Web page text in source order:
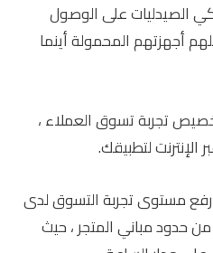
الصيدليات على الوصول
أجهزتهم المحمولة أينما
تجربة تسوق العملاء ،
لتطبيقك.
مستوى تجربة التسوق لدى
حدود مباني المتجر ، حيث